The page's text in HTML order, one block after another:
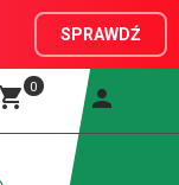
SPRAWDŹ
0